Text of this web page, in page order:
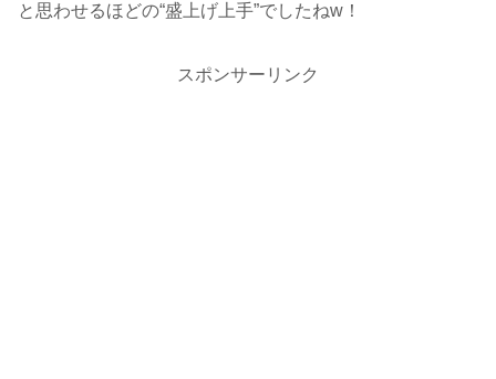
と思わせるほどの“盛上げ上手”でしたねw！
スポンサーリンク